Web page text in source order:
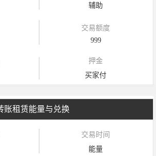
辅助
交易额度
999
押金
买家付
账租赁能量与兑换
交易时间
能量